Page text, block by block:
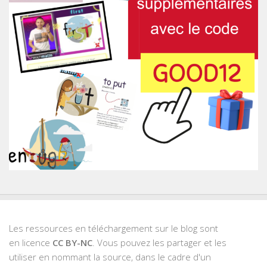
Les ressources en téléchargement sur le blog sont
en licence CC BY-NC . Vous pouvez les partager et les
utiliser en nommant la source, dans le cadre d'un